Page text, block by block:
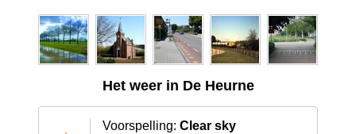
Het weer in De Heurne
Voorspelling: Clear sky